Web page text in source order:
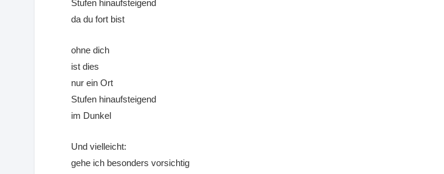
Stufen hinaufsteigend
da du fort bist
ohne dich
ist dies
nur ein Ort
Stufen hinaufsteigend
im Dunkel
Und vielleicht:
gehe ich besonders vorsichtig